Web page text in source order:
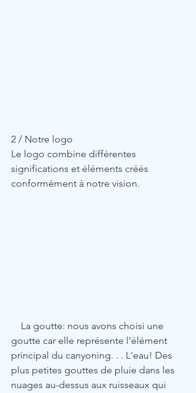
2 / Notre logo
Le logo combine différentes
significations et éléments créés
conformément à notre vision.
goutte car elle représente l'élément
principal du canyoning. . . L'eau! Des
plus petites gouttes de pluie dans les
nuages ​​au-dessus aux ruisseaux qui